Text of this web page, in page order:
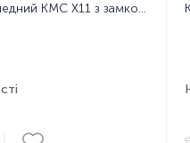
Ланцюг велосипедний KMC X11 з замком, 118 ланок, 11 зірок